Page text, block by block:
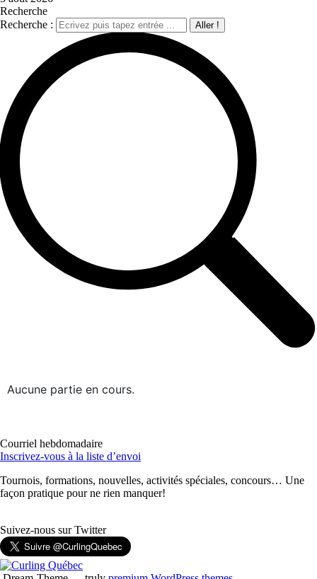
Recherche
Recherche :
Aucune partie en cours.
Courriel hebdomadaire
Inscrivez-vous à la liste d’envoi
Tournois, formations, nouvelles, activités spéciales, concours… Une
façon pratique pour ne rien manquer!
Suivez-nous sur Twitter